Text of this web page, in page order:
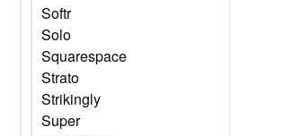
Softr
Solo
Squarespace
Strato
Strikingly
Super